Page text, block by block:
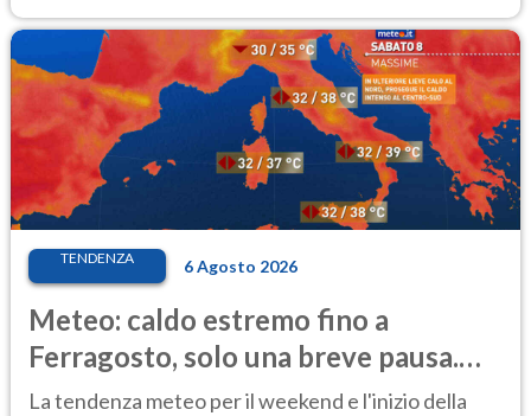
TENDENZA 6 Agosto 2026
Meteo: caldo estremo fino a
Ferragosto, solo una breve pausa.
Ecco dove
La tendenza meteo per il weekend e l'inizio della